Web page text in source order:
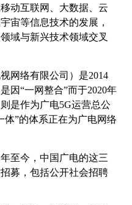
动互联网、大数据、云
宙等信息技术的发展，
域与新兴技术领域交叉
网络有限公司）是2014
因“一网整合”而于2020年
是作为广电5G运营总公
体”的体系正在为广电网络
至今，中国广电的这三
募，包括公开社会招聘